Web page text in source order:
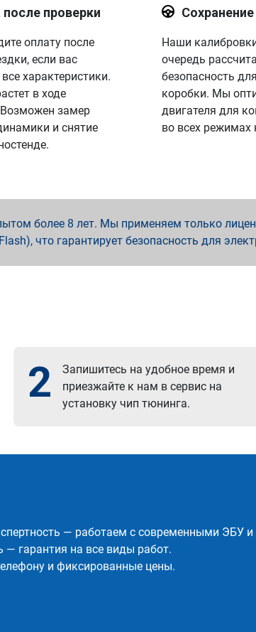
проверки
оплату после
если вас
характеристики.
в ходе
замер
и снятие
Сохранение
Наши
очередь
безопасность
коробки. Мы
двигателя для
во всех режимах
более 8 лет. Мы применяем только
что гарантирует безопасность для
2
Запишитесь на удобное время и
приезжайте к нам в сервис на
установку чип тюнинга.
— работаем с современными ЭБУ и
гарантия на все виды работ.
и фиксированные цены.